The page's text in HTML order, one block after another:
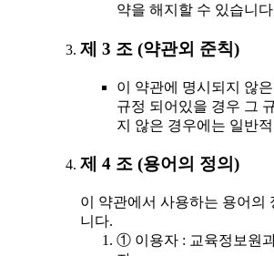
약을 해지할 수 있습니
제 3 조 (약관외 준칙)
이 약관에 명시되지 않
규정 되어있을 경우 그
지 않은 경우에는 일반
제 4 조 (용어의 정의)
이 약관에서 사용하는 용어의
니다.
① 이용자 : 교육정보원